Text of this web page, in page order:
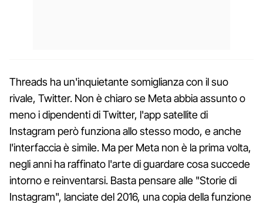
Threads ha un'inquietante somiglianza con il suo
rivale, Twitter. Non è chiaro se Meta abbia assunto o
meno i dipendenti di Twitter, l'app satellite di
Instagram però funziona allo stesso modo, e anche
l'interfaccia è simile. Ma per Meta non è la prima volta,
negli anni ha raffinato l'arte di guardare cosa succede
intorno e reinventarsi. Basta pensare alle "Storie di
Instagram", lanciate del 2016, una copia della funzione